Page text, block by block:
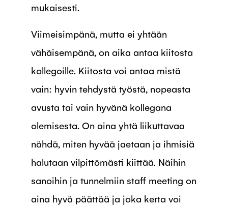
mukaisesti.
Viimeisimpänä, mutta ei yhtään
vähäisempänä, on aika antaa kiitosta
kollegoille. Kiitosta voi antaa mistä
vain: hyvin tehdystä työstä, nopeasta
avusta tai vain hyvänä kollegana
olemisesta. On aina yhtä liikuttavaa
nähdä, miten hyvää jaetaan ja ihmisiä
halutaan vilpittömästi kiittää. Näihin
sanoihin ja tunnelmiin staff meeting on
aina hyvä päättää ja joka kerta voi